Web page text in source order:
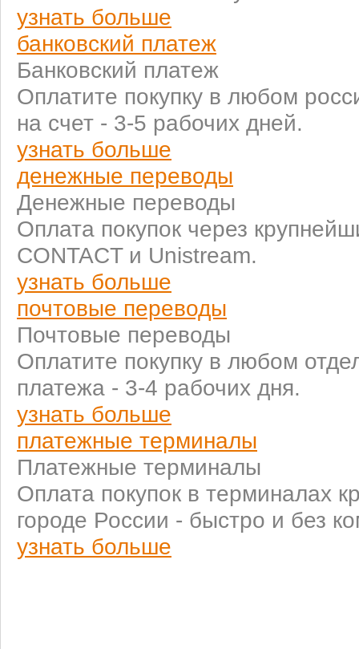
узнать больше
банковский платеж
Банковский платеж
Оплатите покупку в любом
на счет - 3-5 рабочих дней.
узнать больше
денежные переводы
Денежные переводы
Оплата покупок через
CONTACT и Unistream.
узнать больше
почтовые переводы
Почтовые переводы
Оплатите покупку в любом
платежа - 3-4 рабочих дня.
узнать больше
платежные терминалы
Платежные терминалы
Оплата покупок в терминалах
городе России - быстро и без
узнать больше